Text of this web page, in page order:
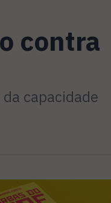
contra
capacidade